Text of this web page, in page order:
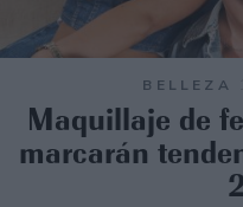
BELLEZA
Maquillaje de
marcarán